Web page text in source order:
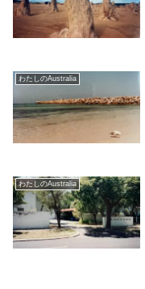
わたしのAustralia
わたしのAustralia